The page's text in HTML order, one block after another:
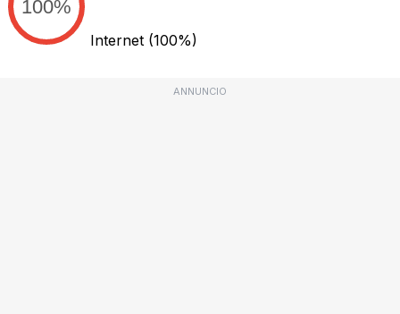
100%
Internet (100%)
ANNUNCIO